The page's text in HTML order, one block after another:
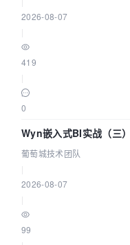
2026-08-07
419
0
Wyn嵌入式BI实战（三
葡萄城技术团队
2026-08-07
99